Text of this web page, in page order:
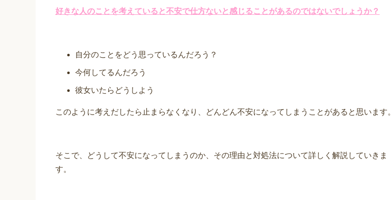
好きな人のことを考えていると不安で仕方ないと感じることがあるのではないでしょうか？
自分のことをどう思っているんだろう？
今何してるんだろう
彼女いたらどうしよう
このように考えだしたら止まらなくなり、どんどん不安になってしまうことがあると思います。
そこで、どうして不安になってしまうのか、その理由と対処法について詳しく解説していきま
す。